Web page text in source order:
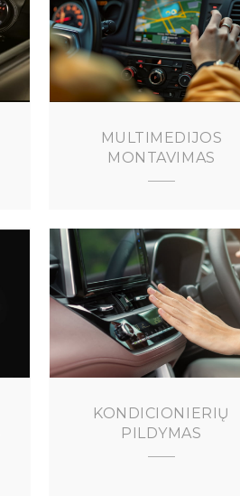
MULTIMEDIJOS
MONTAVIMAS
KONDICIONIERIŲ
PILDYMAS